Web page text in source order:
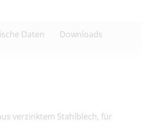
Daten Downloads
verzinktem Stahlblech, für